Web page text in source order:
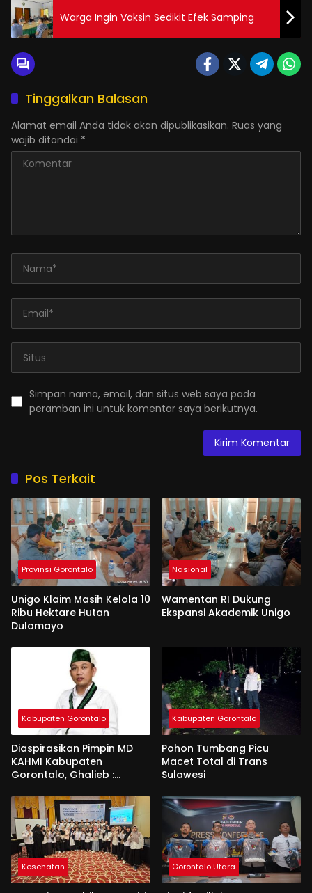
Warga Ingin Vaksin Sedikit Efek Samping
Tinggalkan Balasan
Alamat email Anda tidak akan dipublikasikan. Ruas yang
wajib ditandai *
Simpan nama, email, dan situs web saya pada
peramban ini untuk komentar saya berikutnya.
Pos Terkait
Provinsi Gorontalo
Unigo Klaim Masih Kelola 10
Ribu Hektare Hutan
Dulamayo
Nasional
Wamentan RI Dukung
Ekspansi Akademik Unigo
Kabupaten Gorontalo
Diaspirasikan Pimpin MD
KAHMI Kabupaten
Gorontalo, Ghalieb :
Kabupaten Gorontalo
Pohon Tumbang Picu
Macet Total di Trans
Sulawesi
Kesehatan Gorontalo Utara